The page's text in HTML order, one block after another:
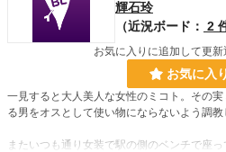
輝石玲
（近況ボード： 2
お気に入りに追加して更新
お気に入
一見すると大人美人な女性のミコト。その
る男をオスとして使い物にならないよう調教
またいつも通り女装で駅の側のベンチで座